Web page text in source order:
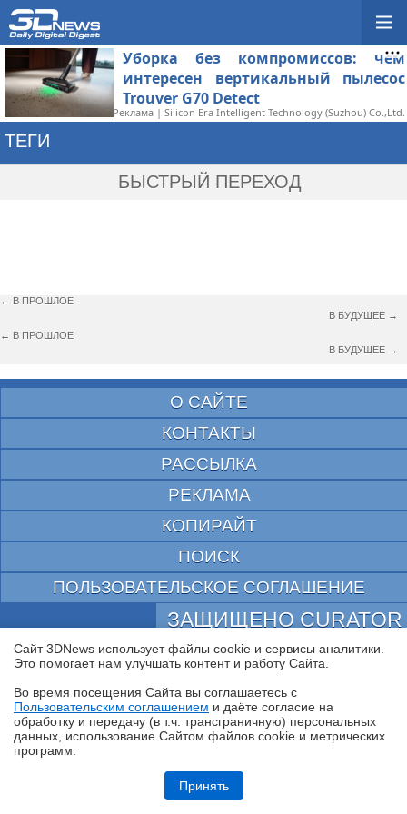
Обзор HUAWEI MatePad SE 11" (2026): тонкий металлический
планшет с раритетной начинкой
Уборка без компромиссов: чем
интересен вертикальный пылесос
Trouver G70 Detect
Реклама | Silicon Era Intelligent Technology (Suzhou) Co.,Ltd.
ТЕГИ
БЫСТРЫЙ ПЕРЕХОД
← В ПРОШЛОЕ
В БУДУЩЕЕ →
← В ПРОШЛОЕ
В БУДУЩЕЕ →
О САЙТЕ
КОНТАКТЫ
РАССЫЛКА
РЕКЛАМА
КОПИРАЙТ
ПОИСК
ПОЛЬЗОВАТЕЛЬСКОЕ СОГЛАШЕНИЕ
ЗАЩИЩЕНО CURATOR
© 1997—2026 Электронное периодическое издание "3ДНьюс" | Свидетельство о
регистрации СМИ Эл ФС 77-22224
массовых коммуникаций и охране культурного наследия
При цитировании документа ссылка на сайт с указанием автора обязательна. Полное
заимствование документа является нарушением
российского и международного законодательства и возможно только с согласия
редакции 3DNews.
Сайт 3DNews использует файлы cookie и сервисы аналитики.
Это помогает нам улучшать контент и работу Cайта.
Во время посещения Cайта вы соглашаетесь с
Пользовательским соглашением и даёте согласие на
обработку и передачу (в т.ч. трансграничную) персональных
данных, использование Cайтом файлов cookie и метрических
программ.
Принять